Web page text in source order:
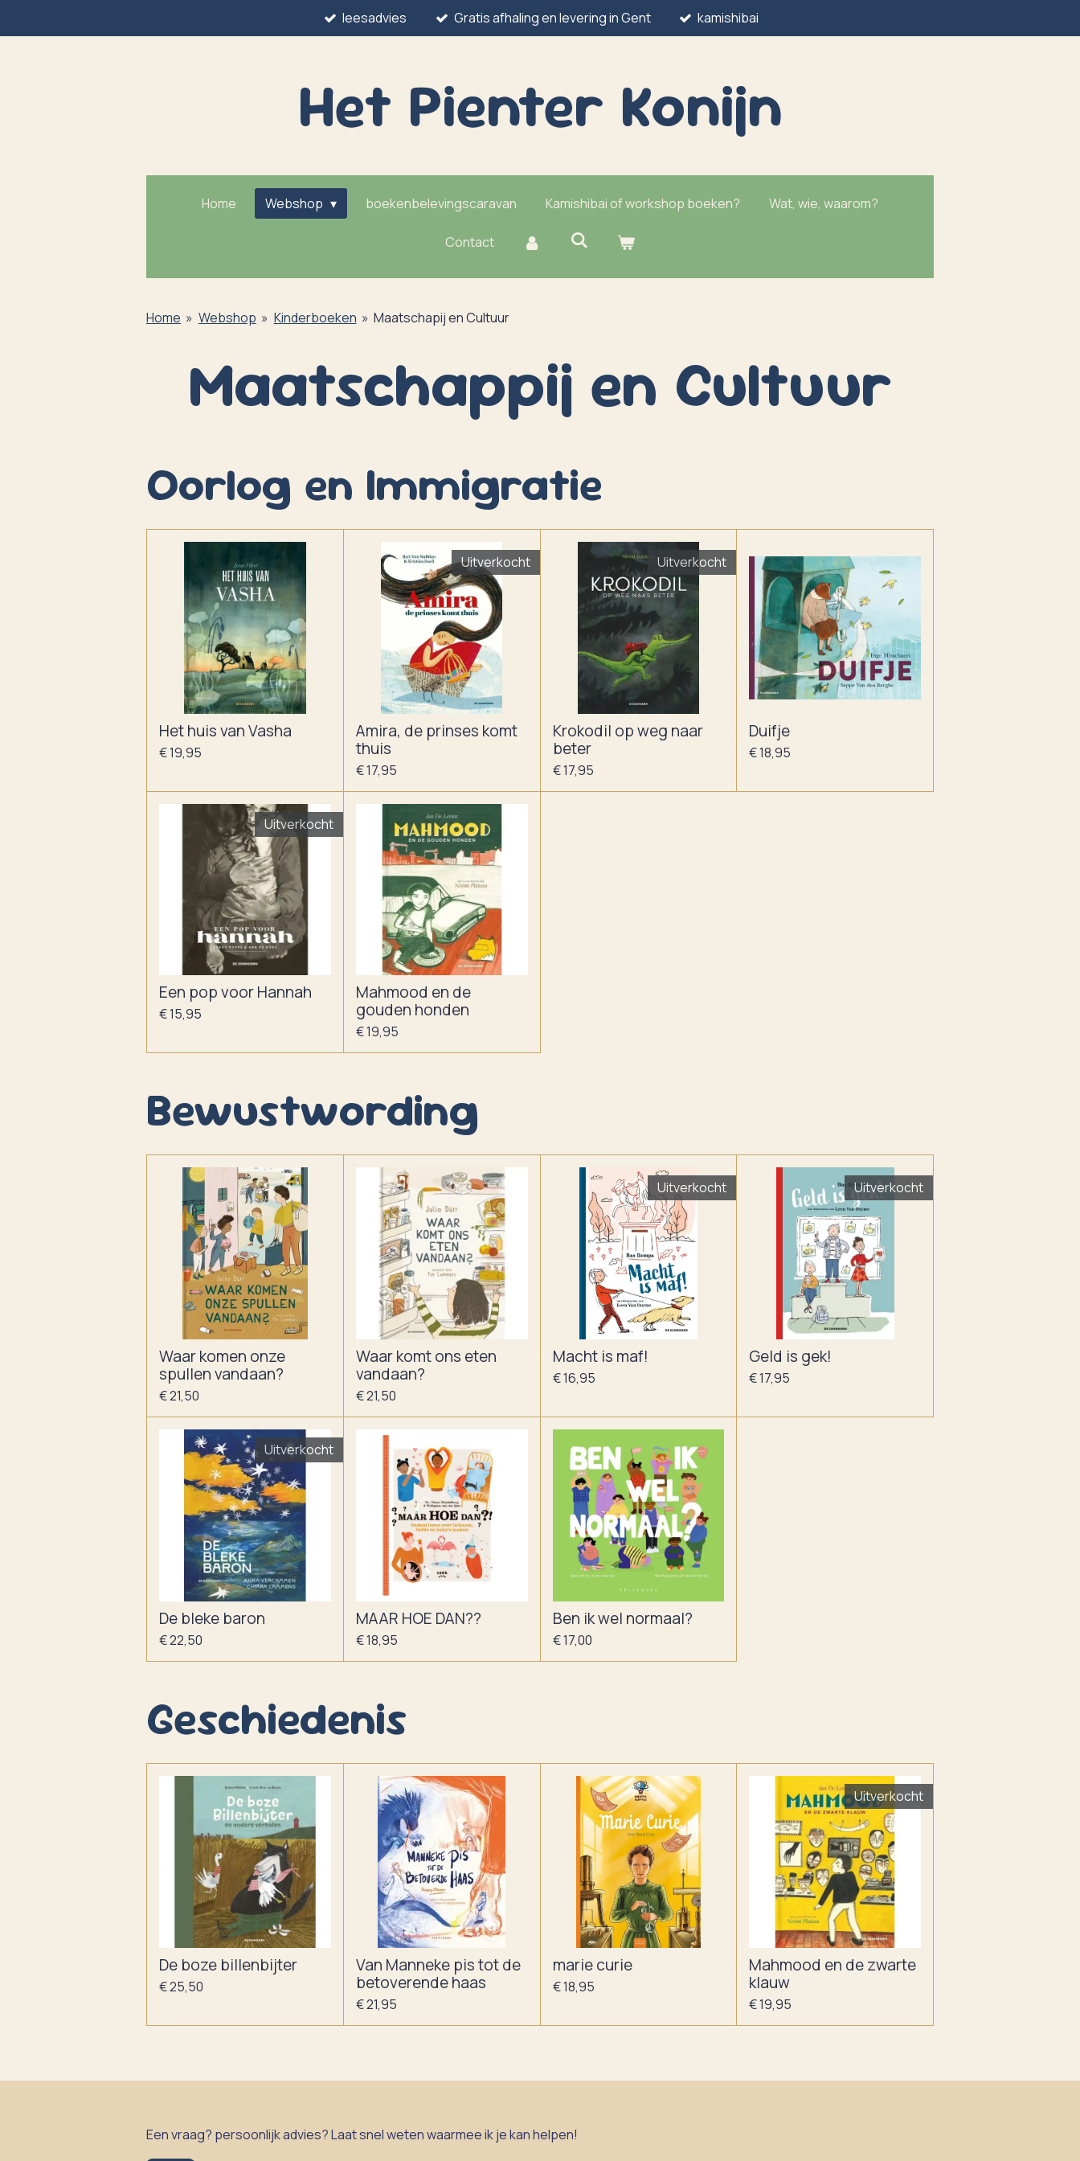
direct
leesadvies Gratis afhaling en levering in Gent kamishibai
Het Pienter Konijn
Home Webshop boekenbelevingscaravan Kamishibai of workshop boeken? Wat, wie, waarom?
Contact
Home » Webshop » Kinderboeken » Maatschapij en Cultuur
Maatschappij en Cultuur
Oorlog en Immigratie
Het huis van Vasha
€ 19,95
Uitverkocht
Amira, de prinses komt
thuis
€ 17,95
Uitverkocht
Krokodil op weg naar
beter
€ 17,95
Duifje
€ 18,95
Uitverkocht
Een pop voor Hannah
€ 15,95
Mahmood en de
gouden honden
€ 19,95
Bewustwording
Waar komen onze
spullen vandaan?
€ 21,50
Waar komt ons eten
vandaan?
€ 21,50
Uitverkocht
Macht is maf!
€ 16,95
Uitverkocht
Geld is gek!
€ 17,95
Uitverkocht
De bleke baron
€ 22,50
MAAR HOE DAN??
€ 18,95
Ben ik wel normaal?
€ 17,00
Geschiedenis
De boze billenbijter
€ 25,50
Van Manneke pis tot de
betoverende haas
€ 21,95
marie curie
€ 18,95
Uitverkocht
Mahmood en de zwarte
klauw
€ 19,95
Een vraag? persoonlijk advies? Laat snel weten waarmee ik je kan helpen!